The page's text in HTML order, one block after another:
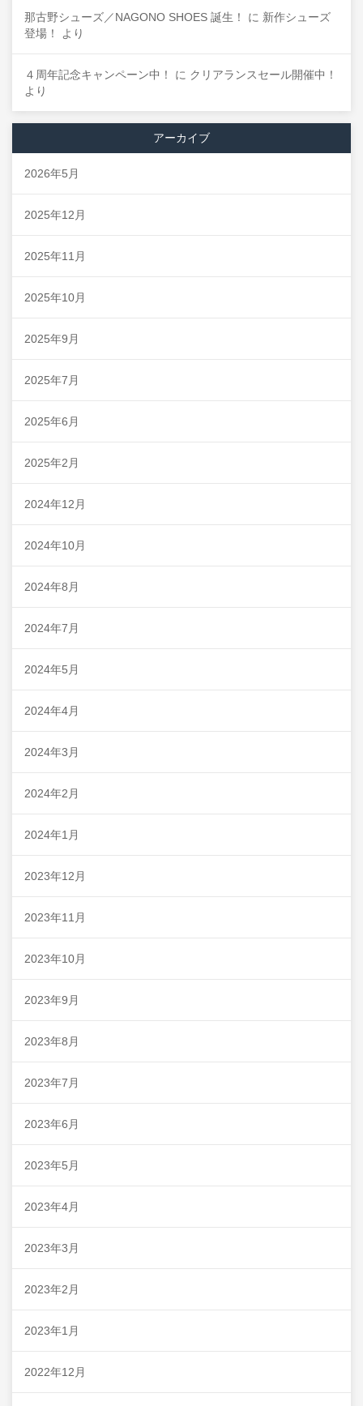
那古野シューズ／NAGONO SHOES 誕生！ に 新作シューズ
登場！
より
４周年記念キャンペーン中！ に クリアランスセール開催中！
より
アーカイブ
2026年5月
2025年12月
2025年11月
2025年10月
2025年9月
2025年7月
2025年6月
2025年2月
2024年12月
2024年10月
2024年8月
2024年7月
2024年5月
2024年4月
2024年3月
2024年2月
2024年1月
2023年12月
2023年11月
2023年10月
2023年9月
2023年8月
2023年7月
2023年6月
2023年5月
2023年4月
2023年3月
2023年2月
2023年1月
2022年12月